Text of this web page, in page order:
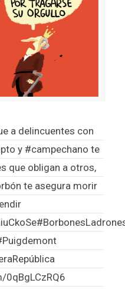
a delincuentes con
y #campechano te
que obligan a otros,
te asegura morir